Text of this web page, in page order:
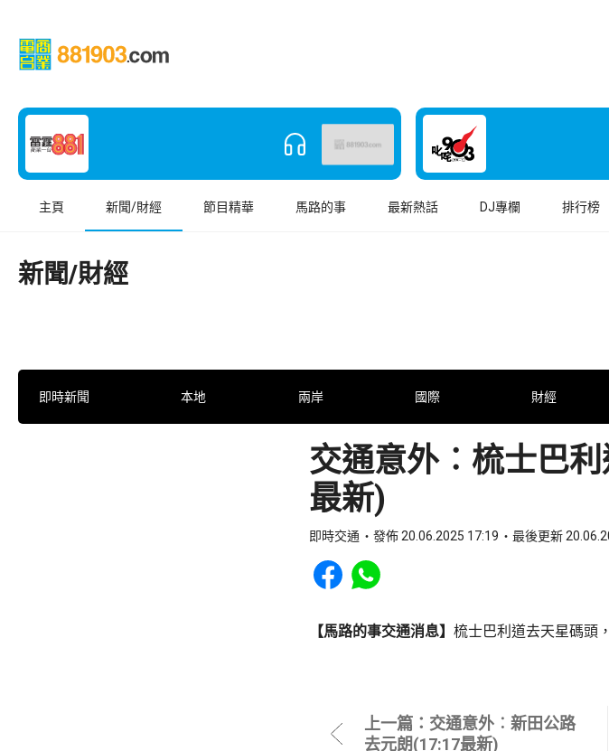
主頁 新聞/財經 節目精華 馬路的事 最新熱話 DJ專欄 排行榜
新聞/財經
即時新聞 本地 兩岸 國際 財經
交通意外︰梳士巴
最新)
即時交通 發佈 20.06.2025 17:19 最後更新
Share to Facebook
Share to WhatsApp
【馬路的事交通消息】 梳士巴利道去天星碼頭
上一篇：交通意外︰新田公路
去元朗(17:17最新)